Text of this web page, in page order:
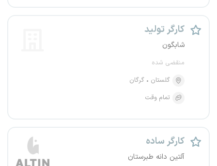
کارگر تولید
شابگون
منقضی شده
گلستان
گرگان
تمام وقت
کارگر ساده
آلتین دانه طبرستان